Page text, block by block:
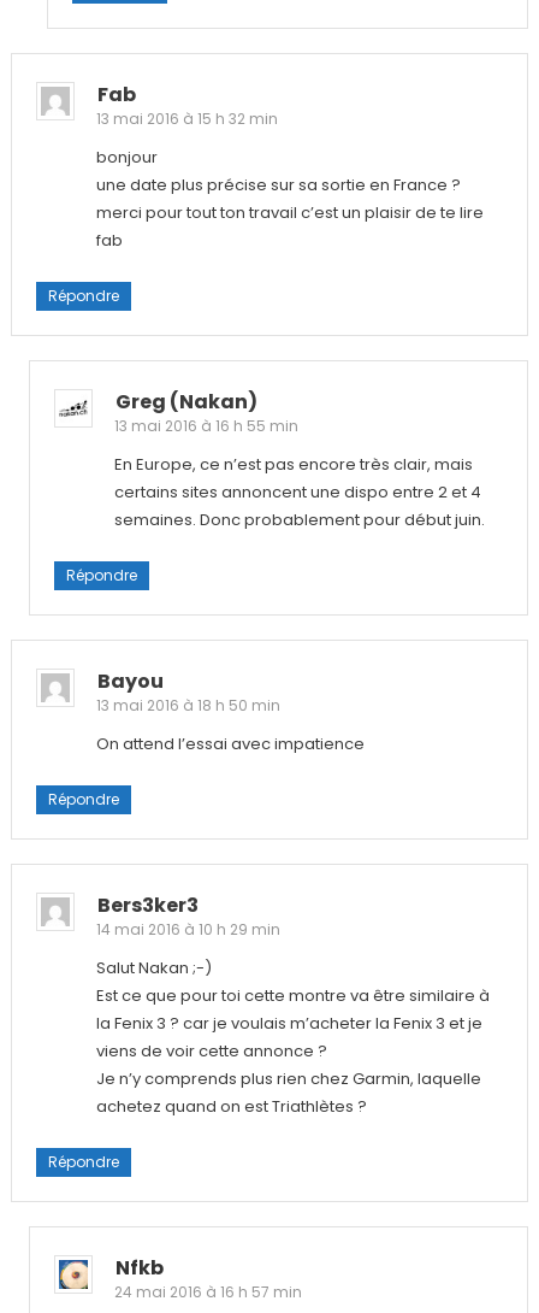
Fab
13 mai 2016 à 15 h 32 min
bonjour
une date plus précise sur sa sortie en France ?
merci pour tout ton travail c’est un plaisir de te lire
fab
Répondre
Greg (nakan)
13 mai 2016 à 16 h 55 min
En Europe, ce n’est pas encore très clair, mais
certains sites annoncent une dispo entre 2 et 4
semaines. Donc probablement pour début juin.
Répondre
Bayou
13 mai 2016 à 18 h 50 min
On attend l’essai avec impatience
Répondre
Bers3ker3
14 mai 2016 à 10 h 29 min
Salut Nakan ;-)
Est ce que pour toi cette montre va être similaire à
la Fenix 3 ? car je voulais m’acheter la Fenix 3 et je
viens de voir cette annonce ?
Je n’y comprends plus rien chez Garmin, laquelle
achetez quand on est Triathlètes ?
Répondre
Nfkb
24 mai 2016 à 16 h 57 min